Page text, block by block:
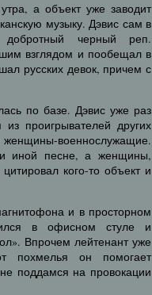
а объект уже заводит
музыку. Дэвис сам в
добротный черный реп.
взглядом и пообещал в
русских девок, причем с
по базе. Дэвис уже раз
проигрывателей других
женщины-военнослужащие.
иной песне, а женщины,
кого-то объект и
и в просторном
в офисном стуле и
Впрочем лейтенант уже
похмелья он помогает
поддамся на провокации